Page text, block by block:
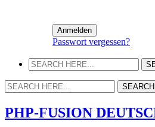
Passwort vergessen?
PHP-FUSION